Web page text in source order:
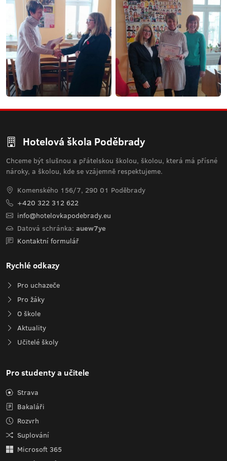
Hotelová škola Poděbrady
Chceme být slušnou a přátelskou školou, školou, která má přísné
nároky, a školou, kde se vzájemně respektujeme.
Komenského 156/7, 290 01 Poděbrady
+420 322 312 622
info@hotelovkapodebrady.eu
Datová schránka: auew7ye
Kontaktní formulář
Rychlé odkazy
Pro uchazeče
Pro žáky
O škole
Aktuality
Učitelé školy
Pro studenty a učitele
Strava
Bakaláři
Rozvrh
Suplování
Microsoft 365